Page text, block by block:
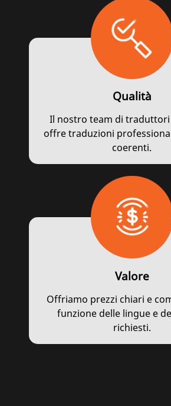
Qualità
Il nostro team di
offre traduzioni
coerenti.
Valore
Offriamo prezzi chiari e
funzione delle lingue e
richiesti.